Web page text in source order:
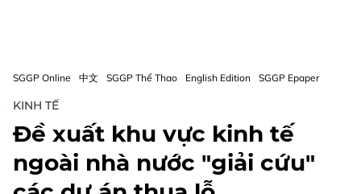
SGGP Online 中文 SGGP Thể Thao English Edition SGGP Epaper
KINH TẾ
Đề xuất khu vực kinh tế
ngoài nhà nước "giải cứu"